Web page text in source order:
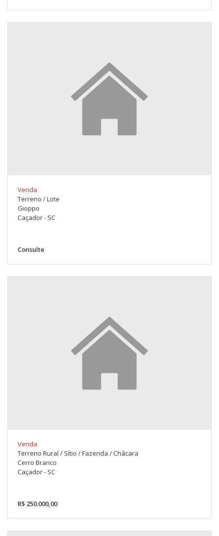
Venda
Terreno / Lote
Gioppo
Caçador - SC
Consulte
Venda
Terreno Rural / Sítio / Fazenda / Chácara
Cerro Branco
Caçador - SC
R$ 250.000,00